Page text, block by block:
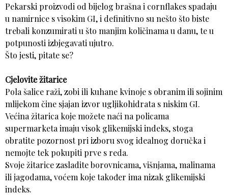
Pekarski proizvodi od bijelog brašna i cornflakes spadaju
u namirnice s visokim GI, i definitivno su nešto što biste
trebali konzumirati u što manjim količinama u danu, te u
potpunosti izbjegavati ujutro.
Što jesti, pitate se?
Cjelovite žitarice
Pola šalice raži, zobi ili kuhane kvinoje s obranim ili sojinim
mlijekom čine sjajan izvor ugljikohidrata s niskim GI.
Većina žitarica koje možete naći na policama
supermarketa imaju visok glikemijski indeks, stoga
obratite pozornost pri izboru svog idealnog doručka i
nemojte tek pokupiti prve s reda.
Svoje žitarice zasladite borovnicama, višnjama, malinama
ili jagodama, voćem koje također ima nizak glikemijski
indeks.